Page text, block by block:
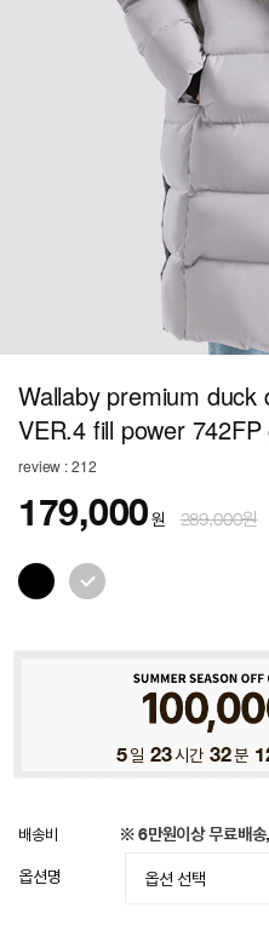
Wallaby premium duck
VER.4 fill power
review : 212
179,000원 289,000원
5일 23시간 32분
배송비 ※ 6만원이상 무료배
옵션명